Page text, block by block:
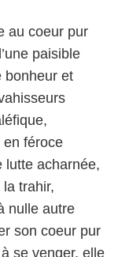
au coeur pur
paisible
bonheur et
en féroce
lutte acharnée,
trahir,
nulle autre
son coeur pur
se venger, elle